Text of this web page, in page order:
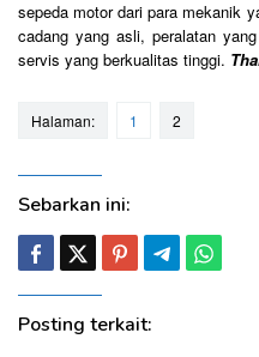
sepeda motor dari para mekanik
cadang yang asli, peralatan
servis yang berkualitas tinggi.
Halaman: 1 2
Sebarkan ini:
Posting terkait: